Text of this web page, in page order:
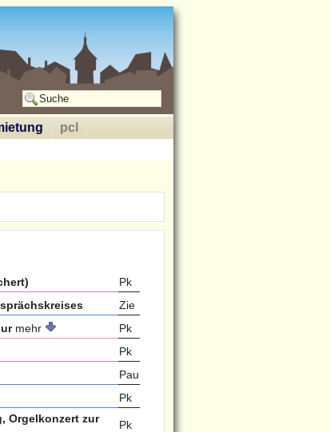
pcl
Pk
Zie
mehr Pk
Pk
Pau
Pk
Orgelkonzert zur
Pk